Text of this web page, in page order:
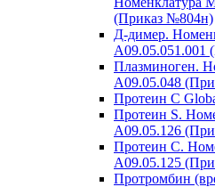
(Приказ №804н)
Д-димер.
A09.05.051.001
Плазминоген.
A09.05.048
Протеин C
Протеин S.
A09.05.126
Протеин С.
A09.05.125
Протромбин